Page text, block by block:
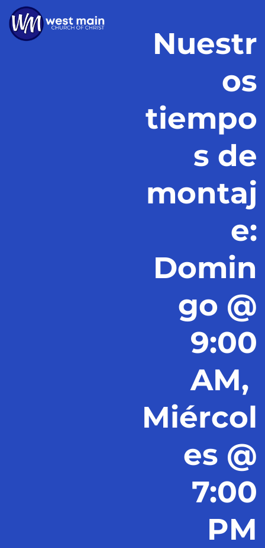
Nuestr
os
tiempo
s de
montaj
e:
Domin
go @
9:00
AM,
Miércol
es @
7:00
PM